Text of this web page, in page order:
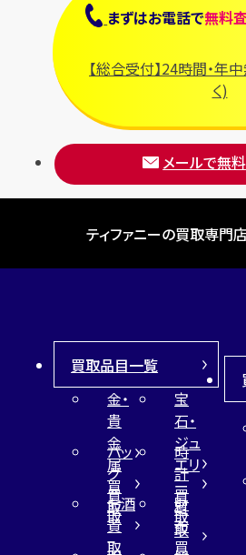
まずはお電話で無料
【総合受付】24時間・年
く)
メールで無
ティファニーの買取専門
買取品目一覧
金・
貴
金
属
買
取
宝
石・
ジュ
エリ
ー
買
取
バッ
グ
買
取
時
計
買
取
お酒
買
取
財
布
買